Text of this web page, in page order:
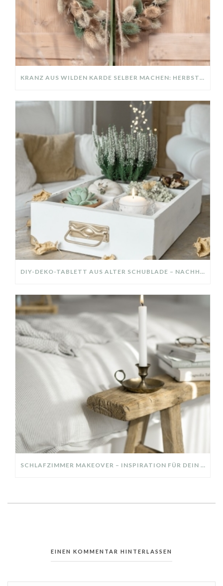
KRANZ AUS WILDEN KARDE SELBER MACHEN: HERBSTDEKO GANZ EINFACH
DIY-DEKO-TABLETT AUS ALTER SCHUBLADE – NACHHALTIGE HERBSTDEKO SELBER MACHEN!
SCHLAFZIMMER MAKEOVER – INSPIRATION FÜR DEIN SCHLAFZIMMER: AUS ALT MACH NEU – HELL, GEMÜTLICH UND EINLADEND
EINEN KOMMENTAR HINTERLASSEN